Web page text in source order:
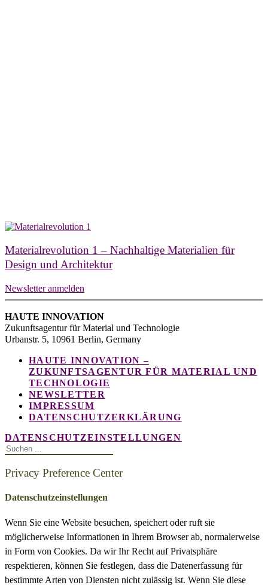
Materialrevolution 1 – Nachhaltige Materialien für
Design und Architektur
Newsletter anmelden
HAUTE INNOVATION
Zukunftsagentur für Material und Technologie
Urbanstr. 5, 10961 Berlin, Germany
HAUTE INNOVATION –
ZUKUNFTSAGENTUR FÜR MATERIAL UND
TECHNOLOGIE
NEWSLETTER
IMPRESSUM
DATENSCHUTZERKLÄRUNG
DATENSCHUTZEINSTELLUNGEN
Privacy Preference Center
Datenschutzeinstellungen
Wenn Sie eine Website besuchen, speichert oder ruft sie
möglicherweise Informationen in Ihrem Browser ab, normalerweise
in Form von Cookies. Da wir Ihr Recht auf Privatsphäre
respektieren, können Sie festlegen, dass die Datenerfassung für
bestimmte Arten von Diensten nicht zulässig ist. Wenn Sie diese